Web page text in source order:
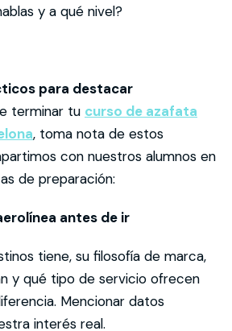
y a qué nivel?
para destacar
terminar tu curso de azafata
, toma nota de estos
con nuestros alumnos en
de preparación:
antes de ir
tiene, su filosofía de marca,
y qué tipo de servicio ofrecen
Mencionar datos
interés real.